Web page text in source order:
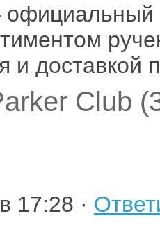
и доставкой
Club
17:28 ·